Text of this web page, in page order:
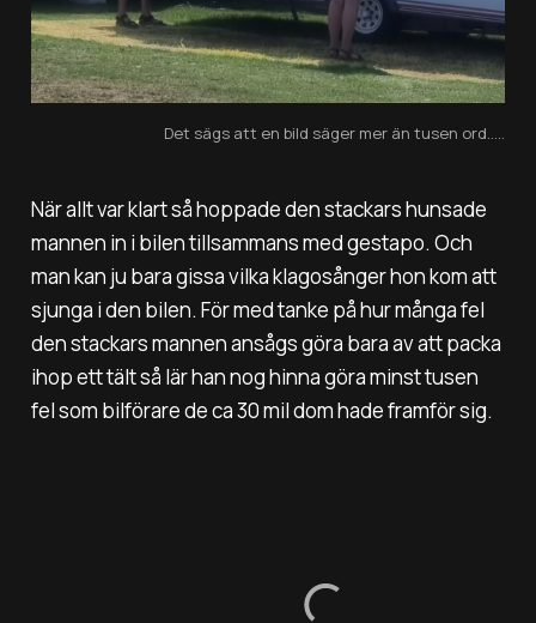
Det sägs att en bild säger mer än tusen ord.....
När allt var klart så hoppade den stackars hunsade
mannen in i bilen tillsammans med gestapo. Och
man kan ju bara gissa vilka klagosånger hon kom att
sjunga i den bilen. För med tanke på hur många fel
den stackars mannen ansågs göra bara av att packa
ihop ett tält så lär han nog hinna göra minst tusen
fel som bilförare de ca 30 mil dom hade framför sig.